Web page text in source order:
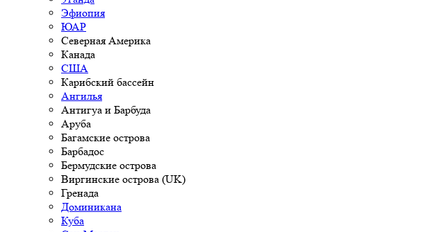
Эфиопия
ЮАР
Северная Америка
Канада
США
Карибский бассейн
Ангилья
Антигуа и Барбуда
Аруба
Багамские острова
Барбадос
Бермудские острова
Виргинские острова (UK)
Гренада
Доминикана
Куба